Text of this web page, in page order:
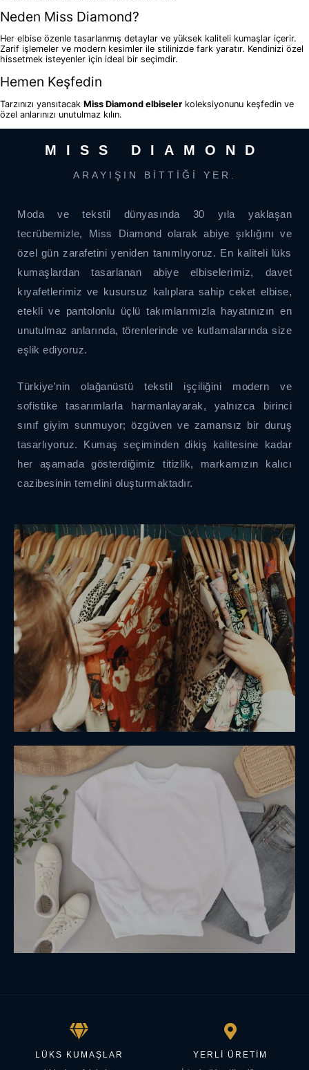
Neden Miss Diamond?
Her elbise özenle tasarlanmış detaylar ve yüksek kaliteli kumaşlar içerir.
Zarif işlemeler ve modern kesimler ile stilinizde fark yaratır. Kendinizi özel
hissetmek isteyenler için ideal bir seçimdir.
Hemen Keşfedin
Tarzınızı yansıtacak Miss Diamond elbiseler koleksiyonunu keşfedin ve
özel anlarınızı unutulmaz kılın.
MISS DIAMOND
ARAYIŞIN BITTIĞI YER.
Moda ve tekstil dünyasında 30 yıla yaklaşan
tecrübemizle, Miss Diamond olarak abiye şıklığını ve
özel gün zarafetini yeniden tanımlıyoruz. En kaliteli lüks
kumaşlardan tasarlanan abiye elbiselerimiz, davet
kıyafetlerimiz ve kusursuz kalıplara sahip ceket elbise,
etekli ve pantolonlu üçlü takımlarımızla hayatınızın en
unutulmaz anlarında, törenlerinde ve kutlamalarında size
eşlik ediyoruz.
Türkiye'nin olağanüstü tekstil işçiliğini modern ve
sofistike tasarımlarla harmanlayarak, yalnızca birinci
sınıf giyim sunmuyor; özgüven ve zamansız bir duruş
tasarlıyoruz. Kumaş seçiminden dikiş kalitesine kadar
her aşamada gösterdiğimiz titizlik, markamızın kalıcı
cazibesinin temelini oluşturmaktadır.
LÜKS KUMAŞLAR
YERLI ÜRETIM